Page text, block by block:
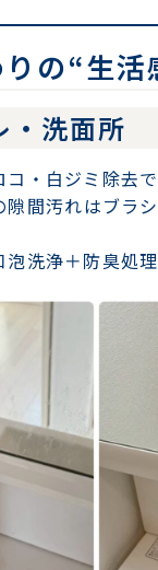
の“生活
洗面所
・白ジミ除去
隙間汚れはブラ
泡洗浄＋防臭処理